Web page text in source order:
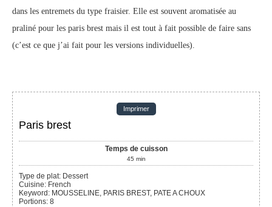
dans les entremets du type fraisier. Elle est souvent aromatisée au
praliné pour les paris brest mais il est tout à fait possible de faire sans
(c’est ce que j’ai fait pour les versions individuelles).
Imprimer
Paris brest
Temps de cuisson
45 min
Type de plat: Dessert
Cuisine: French
Keyword: MOUSSELINE, PARIS BREST, PATE A CHOUX
Portions: 8